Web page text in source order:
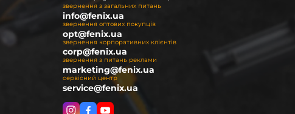
звернення з загальних питань
info@fenix.ua
звернення оптових покупців
opt@fenix.ua
звернення корпоративних клієнтів
corp@fenix.ua
звернення з питань реклами
marketing@fenix.ua
сервісний центр
service@fenix.ua